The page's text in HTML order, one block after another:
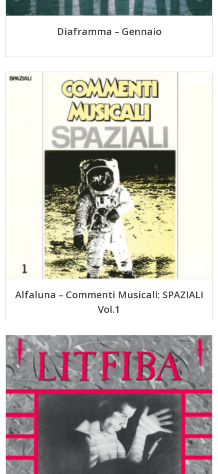
Diaframma – Gennaio
Alfaluna – Commenti Musicali: SPAZIALI
Vol.1